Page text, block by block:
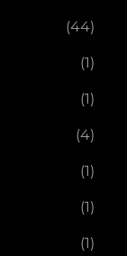
(44)
(1)
(1)
(4)
(1)
(1)
(1)